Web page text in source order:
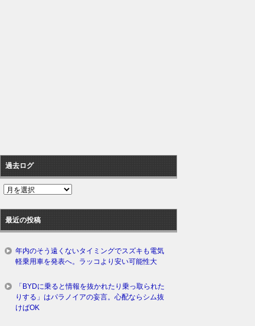
過去ログ
過
ロ
グ
最近の投稿
年内のそう遠くないタイミングでスズキも電気
軽乗用車を発表へ。ラッコより安い可能性大
「BYDに乗ると情報を抜かれたり乗っ取られた
りする」はパラノイアの妄言。心配ならシム抜
けばOK